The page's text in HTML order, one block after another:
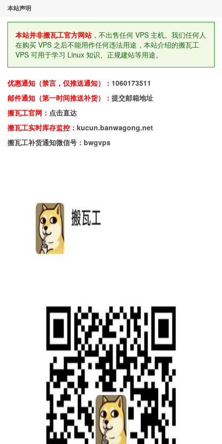
本站声明
本站并非搬瓦工官方网站，不出售任何 VPS 主机。我们任何人
在购买 VPS 之后不能用作任何违法用途，本站介绍的搬瓦工
VPS 可用于学习 Linux 知识、正规建站等用途。
优惠通知（禁言，仅推送通知）： 1060173511
邮件通知（第一时间推送补货）： 提交邮箱地址
搬瓦工官网： 点击直达
搬瓦工实时库存监控： kucun.banwagong.net
搬瓦工补货通知微信号：bwgvps